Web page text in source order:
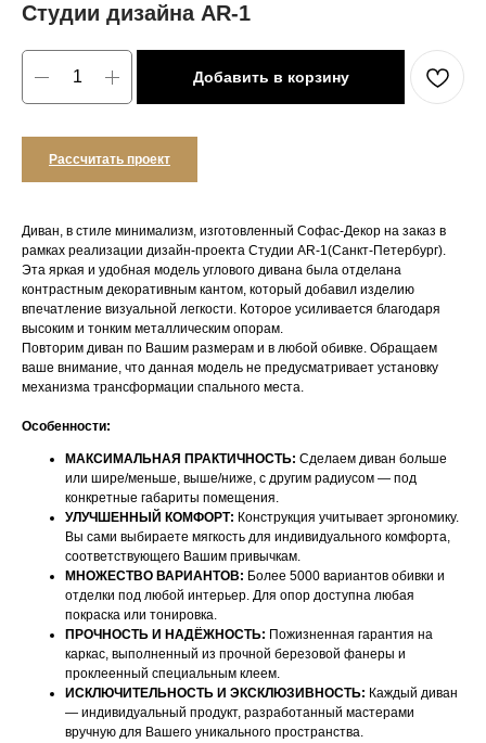
Студии дизайна AR-1
Добавить в корзину
Рассчитать проект
Диван, в стиле минимализм, изготовленный Софас-Декор на заказ в
рамках реализации дизайн-проекта Студии AR-1(Санкт-Петербург).
Эта яркая и удобная модель углового дивана была отделана
контрастным декоративным кантом, который добавил изделию
впечатление визуальной легкости. Которое усиливается благодаря
высоким и тонким металлическим опорам.
Повторим диван по Вашим размерам и в любой обивке. Обращаем
ваше внимание, что данная модель не предусматривает установку
механизма трансформации спального места.
Особенности:
МАКСИМАЛЬНАЯ ПРАКТИЧНОСТЬ: Сделаем диван больше
или шире/меньше, выше/ниже, с другим радиусом — под
конкретные габариты помещения.
УЛУЧШЕННЫЙ КОМФОРТ: Конструкция учитывает эргономику.
Вы сами выбираете мягкость для индивидуального комфорта,
соответствующего Вашим привычкам.
МНОЖЕСТВО ВАРИАНТОВ: Более 5000 вариантов обивки и
отделки под любой интерьер. Для опор доступна любая
покраска или тонировка.
ПРОЧНОСТЬ И НАДЁЖНОСТЬ: Пожизненная гарантия на
каркас, выполненный из прочной березовой фанеры и
проклеенный специальным клеем.
ИСКЛЮЧИТЕЛЬНОСТЬ И ЭКСКЛЮЗИВНОСТЬ: Каждый диван
— индивидуальный продукт, разработанный мастерами
вручную для Вашего уникального пространства.
НАШИ МЕНЕДЖЕРЫ ГОТОВЫ